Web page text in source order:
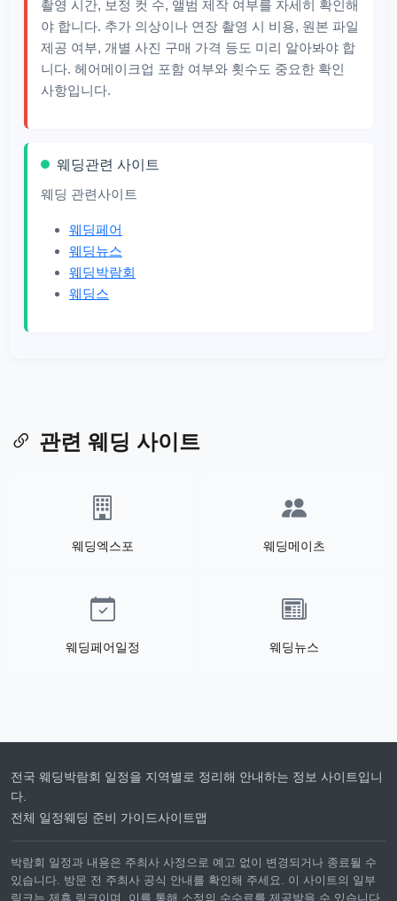
촬영 시간, 보정 컷 수, 앨범 제작 여부를 자세히 확인해
야 합니다. 추가 의상이나 연장 촬영 시 비용, 원본 파일
제공 여부, 개별 사진 구매 가격 등도 미리 알아봐야 합
니다. 헤어메이크업 포함 여부와 횟수도 중요한 확인
사항입니다.
웨딩관련 사이트
웨딩 관련사이트
웨딩페어
웨딩뉴스
웨딩박람회
웨딩스
관련 웨딩 사이트
웨딩엑스포 웨딩메이츠
웨딩페어일정 웨딩뉴스
전국 웨딩박람회 일정을 지역별로 정리해 안내하는 정보 사이트입니
다.
전체 일정웨딩 준비 가이드사이트맵
박람회 일정과 내용은 주최사 사정으로 예고 없이 변경되거나 종료될 수
있습니다. 방문 전 주최사 공식 안내를 확인해 주세요. 이 사이트의 일부
링크는 제휴 링크이며, 이를 통해 소정의 수수료를 제공받을 수 있습니다.